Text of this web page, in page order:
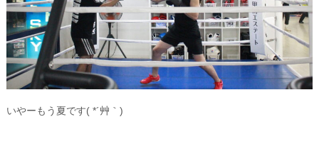
いやーもう夏です( *´艸｀)